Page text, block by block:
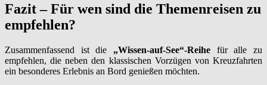
Fazit – Für wen sind die Themenreisen zu
empfehlen?
Zusammenfassend ist die „Wissen-auf-See“-Reihe für alle zu
empfehlen, die neben den klassischen Vorzügen von Kreuzfahrten
ein besonderes Erlebnis an Bord genießen möchten.